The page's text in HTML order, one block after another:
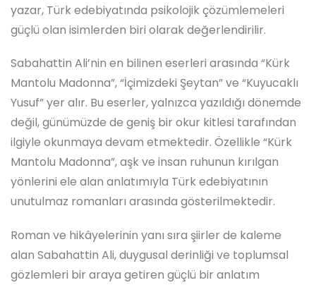
yazar, Türk edebiyatında psikolojik çözümlemeleri
güçlü olan isimlerden biri olarak değerlendirilir.
Sabahattin Ali’nin en bilinen eserleri arasında “Kürk
Mantolu Madonna”, “İçimizdeki Şeytan” ve “Kuyucaklı
Yusuf” yer alır. Bu eserler, yalnızca yazıldığı dönemde
değil, günümüzde de geniş bir okur kitlesi tarafından
ilgiyle okunmaya devam etmektedir. Özellikle “Kürk
Mantolu Madonna”, aşk ve insan ruhunun kırılgan
yönlerini ele alan anlatımıyla Türk edebiyatının
unutulmaz romanları arasında gösterilmektedir.
Roman ve hikâyelerinin yanı sıra şiirler de kaleme
alan Sabahattin Ali, duygusal derinliği ve toplumsal
gözlemleri bir araya getiren güçlü bir anlatım